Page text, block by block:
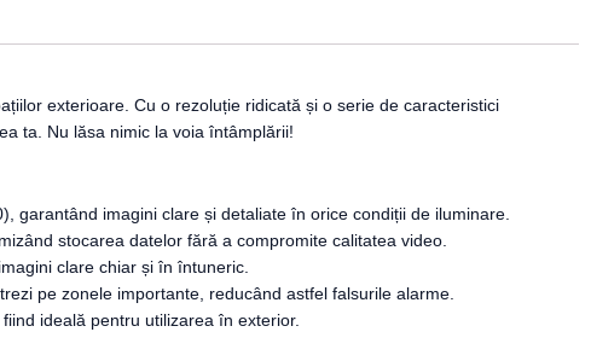
exterioare. Cu o rezoluție ridicată și o serie de caracteristici
ta. Nu lăsa nimic la voia întâmplării!
garantând imagini clare și detaliate în orice condiții de iluminare.
stocarea datelor fără a compromite calitatea video.
clare chiar și în întuneric.
pe zonele importante, reducând astfel falsurile alarme.
ideală pentru utilizarea în exterior.